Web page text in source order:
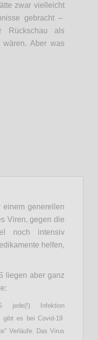
zwarvielleicht
gebracht –
Rückschau als
wären. Aber was
einem generellen
Viren, gegen die
noch intensiv
helfen,
liegen aber ganz
jede(!) Infektion
gibt es bei Covid-19
Verläufe. Das Virus